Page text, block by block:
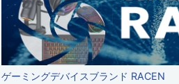
ゲーミングデバイスブランド RACEN